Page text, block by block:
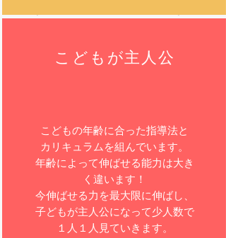
​こども が主人公
こどもの年齢に合った指導法と
カリキュラムを組んでいます。
年齢によって伸ばせる能力は大き
く違います！
​今伸ばせる力を最大限に伸ばし、
子どもが主人公になって少人数で
１人１人見ていきます。